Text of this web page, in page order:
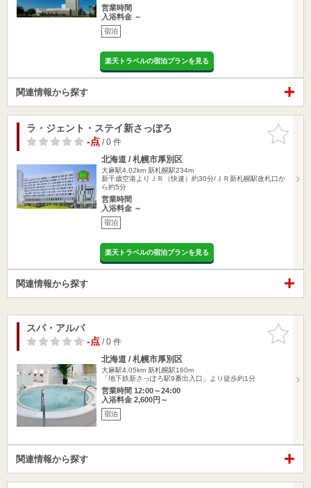
営業時間
入浴料金 ～
宿泊
楽天トラベルの宿泊プランを見る
関連情報から探す
お気に入
りに追加
ラ・ジェント・ステイ新さっぽろ
-点/ 0 件
北海道 / 札幌市厚別区
大麻駅4.02km 新札幌駅234m
新千歳空港よりＪＲ（快速）約30分/ＪＲ新札幌駅改札口か
ら約5分
営業時間
入浴料金 ～
宿泊
楽天トラベルの宿泊プランを見る
関連情報から探す
お気に入
りに追加
スパ・アルパ
-点/ 0 件
北海道 / 札幌市厚別区
大麻駅4.05km 新札幌駅160m
「地下鉄新さっぽろ駅9番出入口」より徒歩約1分
営業時間 12:00～24:00
入浴料金 2,600円～
宿泊
関連情報から探す